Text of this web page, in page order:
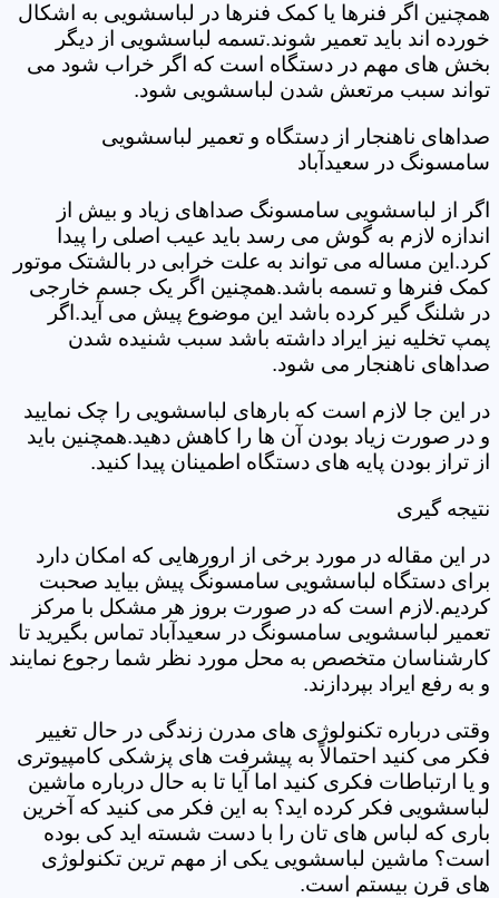
همچنین اگر فنرها یا کمک فنرها در لباسشویی به اشکال
خورده اند باید تعمیر شوند.تسمه لباسشویی از دیگر
بخش های مهم در دستگاه است که اگر خراب شود می
تواند سبب مرتعش شدن لباسشویی شود.
صداهای ناهنجار از دستگاه و تعمیر لباسشویی
سامسونگ در سعیدآباد
اگر از لباسشویی سامسونگ صداهای زیاد و بیش از
اندازه لازم به گوش می رسد باید عیب اصلی را پیدا
کرد.این مساله می تواند به علت خرابی در بالشتک موتور
کمک فنرها و تسمه باشد.همچنین اگر یک جسم خارجی
در شلنگ گیر کرده باشد این موضوع پیش می آید.اگر
پمپ تخلیه نیز ایراد داشته باشد سبب شنیده شدن
صداهای ناهنجار می شود.
در این جا لازم است که بارهای لباسشویی را چک نمایید
و در صورت زیاد بودن آن ها را کاهش دهید.همچنین باید
از تراز بودن پایه های دستگاه اطمینان پیدا کنید.
نتیجه گیری
در این مقاله در مورد برخی از ارورهایی که امکان دارد
برای دستگاه لباسشویی سامسونگ پیش بیاید صحبت
کردیم.لازم است که در صورت بروز هر مشکل با مرکز
تعمیر لباسشویی سامسونگ در سعیدآباد تماس بگیرید تا
کارشناسان متخصص به محل مورد نظر شما رجوع نمایند
و به رفع ایراد بپردازند.
وقتی درباره تکنولوژی های مدرن زندگی در حال تغییر
فکر می کنید احتمالاً به پیشرفت های پزشکی کامپیوتری
و یا ارتباطات فکری کنید اما آیا تا به حال درباره ماشین
لباسشویی فکر کرده اید؟ به این فکر می کنید که آخرین
باری که لباس های تان را با دست شسته اید کی بوده
است؟ ماشین لباسشویی یکی از مهم ترین تکنولوژی
های قرن بیستم است.